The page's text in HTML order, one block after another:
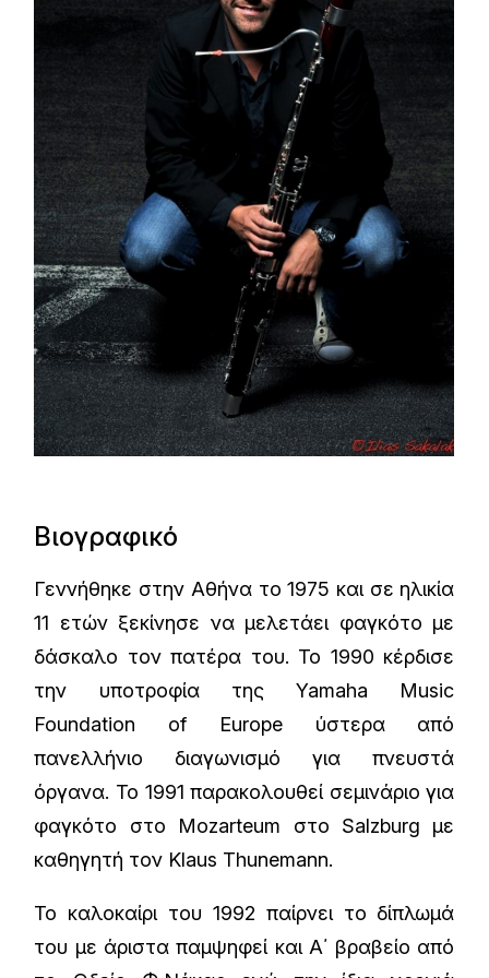
Βιογραφικό
Γεννήθηκε στην Αθήνα το 1975 και σε ηλικία
11 ετών ξεκίνησε να μελετάει φαγκότο με
δάσκαλο τον πατέρα του. Το 1990 κέρδισε
την υποτροφία της Yamaha Music
Foundation of Europe ύστερα από
πανελλήνιο διαγωνισμό για πνευστά
όργανα. Το 1991 παρακολουθεί σεμινάριο για
φαγκότο στο Mozarteum στο Salzburg με
καθηγητή τον Klaus Thunemann.
Το καλοκαίρι του 1992 παίρνει το δίπλωμά
του με άριστα παμψηφεί και Α΄ βραβείο από